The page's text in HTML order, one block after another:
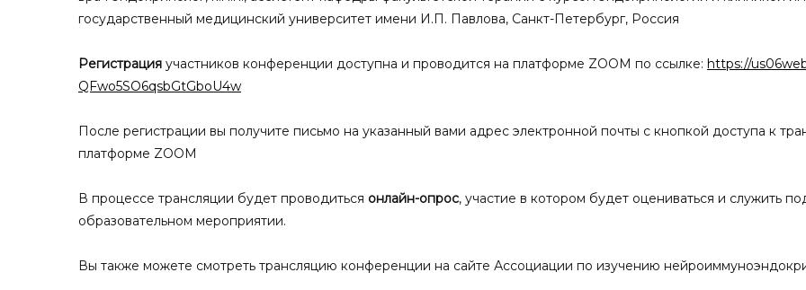
государственный медицинский университет имени И.П. Павлова, Санкт-Петербург, Россия
Регистрация участников конференции доступна и проводится на платформе ZOOM по ссылке: https://
QFwo5SO6qsbGtGboU4w
После регистрации вы получите письмо на указанный вами адрес электронной почты с кнопкой доступа к
платформе ZOOM
В процессе трансляции будет проводиться онлайн-опрос, участие в котором будет оцениваться и служить
образовательном мероприятии.
Вы также можете смотреть трансляцию конференции на сайте Ассоциации по изучению